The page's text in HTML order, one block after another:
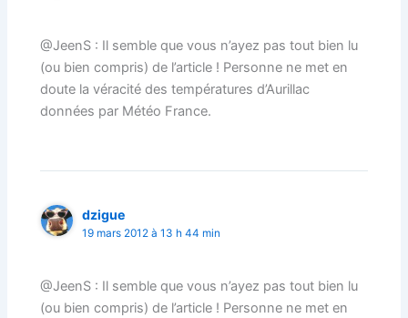
@JeenS : Il semble que vous n’ayez pas tout bien lu
(ou bien compris) de l’article ! Personne ne met en
doute la véracité des températures d’Aurillac
données par Météo France.
dzigue
19 mars 2012 à 13 h 44 min
@JeenS : Il semble que vous n’ayez pas tout bien lu
(ou bien compris) de l’article ! Personne ne met en